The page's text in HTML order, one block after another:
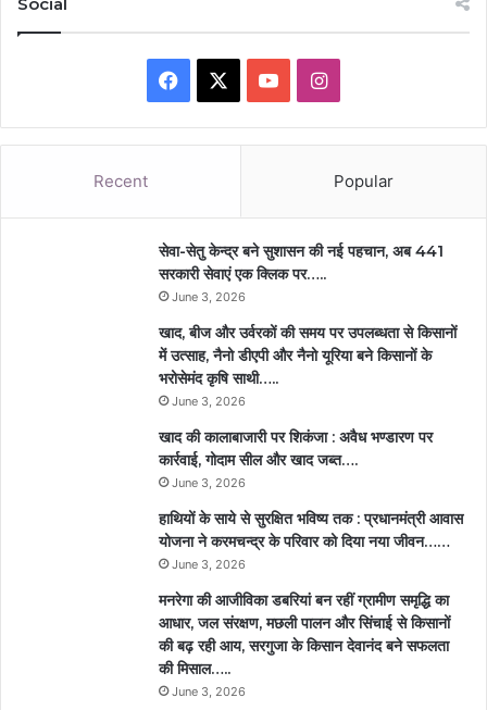
Social
Facebook YouTubeInstagram
Recent Popular
सेवा-सेतु केन्द्र बने सुशासन की नई पहचान, अब 441
सरकारी सेवाएं एक क्लिक पर…..
June 3, 2026
खाद, बीज और उर्वरकों की समय पर उपलब्धता से किसानों
में उत्साह, नैनो डीएपी और नैनो यूरिया बने किसानों के
भरोसेमंद कृषि साथी…..
June 3, 2026
खाद की कालाबाजारी पर शिकंजा : अवैध भण्डारण पर
कार्रवाई, गोदाम सील और खाद जब्त….
June 3, 2026
हाथियों के साये से सुरक्षित भविष्य तक : प्रधानमंत्री आवास
योजना ने करमचन्द्र के परिवार को दिया नया जीवन……
June 3, 2026
मनरेगा की आजीविका डबरियां बन रहीं ग्रामीण समृद्धि का
आधार, जल संरक्षण, मछली पालन और सिंचाई से किसानों
की बढ़ रही आय, सरगुजा के किसान देवानंद बने सफलता
की मिसाल…..
June 3, 2026